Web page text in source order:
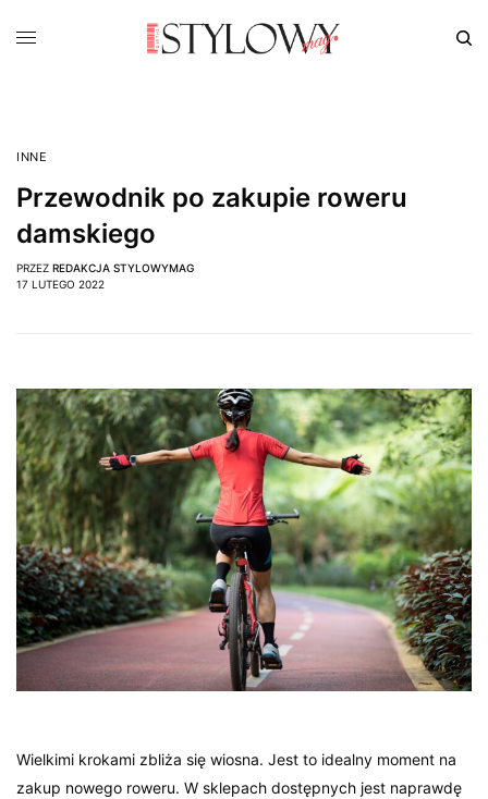
INNE
Przewodnik po zakupie roweru
damskiego
PRZEZ REDAKCJA STYLOWYMAG
17 LUTEGO 2022
Wielkimi krokami zbliża się wiosna. Jest to idealny moment na
zakup nowego roweru. W sklepach dostępnych jest naprawdę